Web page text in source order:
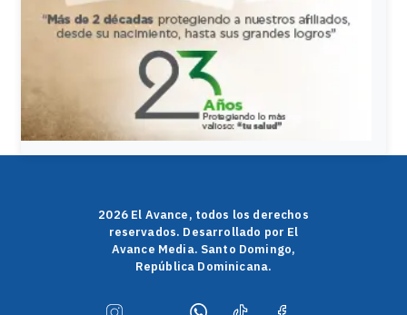
2026 El Avance, todos los derechos
reservados. Desarrollado por El
Avance Media. Santo Domingo,
República Dominicana.